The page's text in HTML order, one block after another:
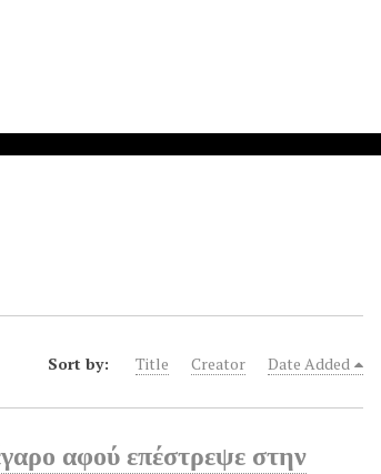
Sort by: Title Creator Date Added
αφού επέστρεψε στην